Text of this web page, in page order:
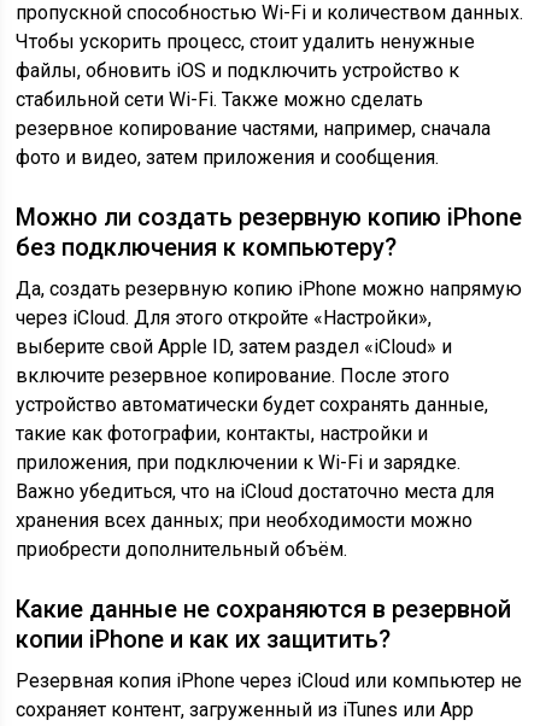
пропускной способностью Wi-Fi и количеством данных.
Чтобы ускорить процесс, стоит удалить ненужные
файлы, обновить iOS и подключить устройство к
стабильной сети Wi-Fi. Также можно сделать
резервное копирование частями, например, сначала
фото и видео, затем приложения и сообщения.
Можно ли создать резервную копию iPhone
без подключения к компьютеру?
Да, создать резервную копию iPhone можно напрямую
через iCloud. Для этого откройте «Настройки»,
выберите свой Apple ID, затем раздел «iCloud» и
включите резервное копирование. После этого
устройство автоматически будет сохранять данные,
такие как фотографии, контакты, настройки и
приложения, при подключении к Wi-Fi и зарядке.
Важно убедиться, что на iCloud достаточно места для
хранения всех данных; при необходимости можно
приобрести дополнительный объём.
Какие данные не сохраняются в резервной
копии iPhone и как их защитить?
Резервная копия iPhone через iCloud или компьютер не
сохраняет контент, загруженный из iTunes или App